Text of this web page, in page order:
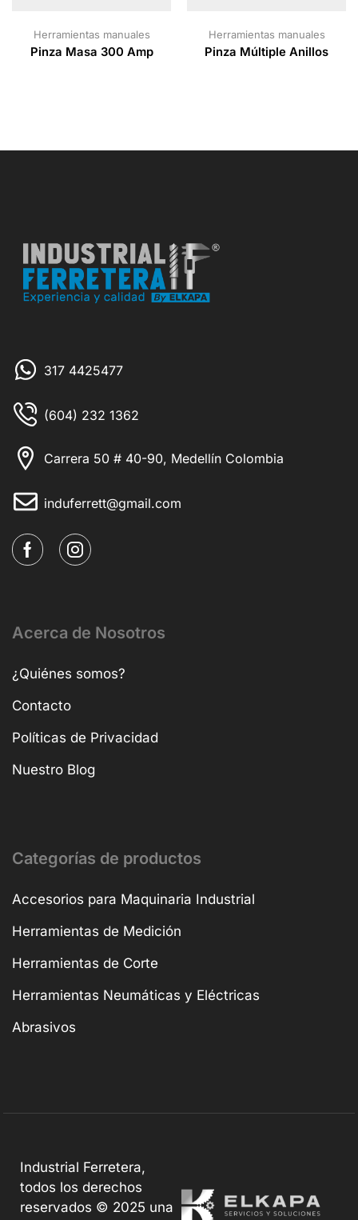
Herramientas manuales
Pinza Masa 300 Amp
Herramientas manuales
Pinza Múltiple Anillos
317 4425477
(604) 232 1362
Carrera 50 # 40-90, Medellín Colombia
induferrett@gmail.com
Acerca de Nosotros
¿Quiénes somos?
Contacto
Políticas de Privacidad
Nuestro Blog
Categorías de productos
Accesorios para Maquinaria Industrial
Herramientas de Medición
Herramientas de Corte
Herramientas Neumáticas y Eléctricas
Abrasivos
Industrial Ferretera,
todos los derechos
reservados © 2025 una